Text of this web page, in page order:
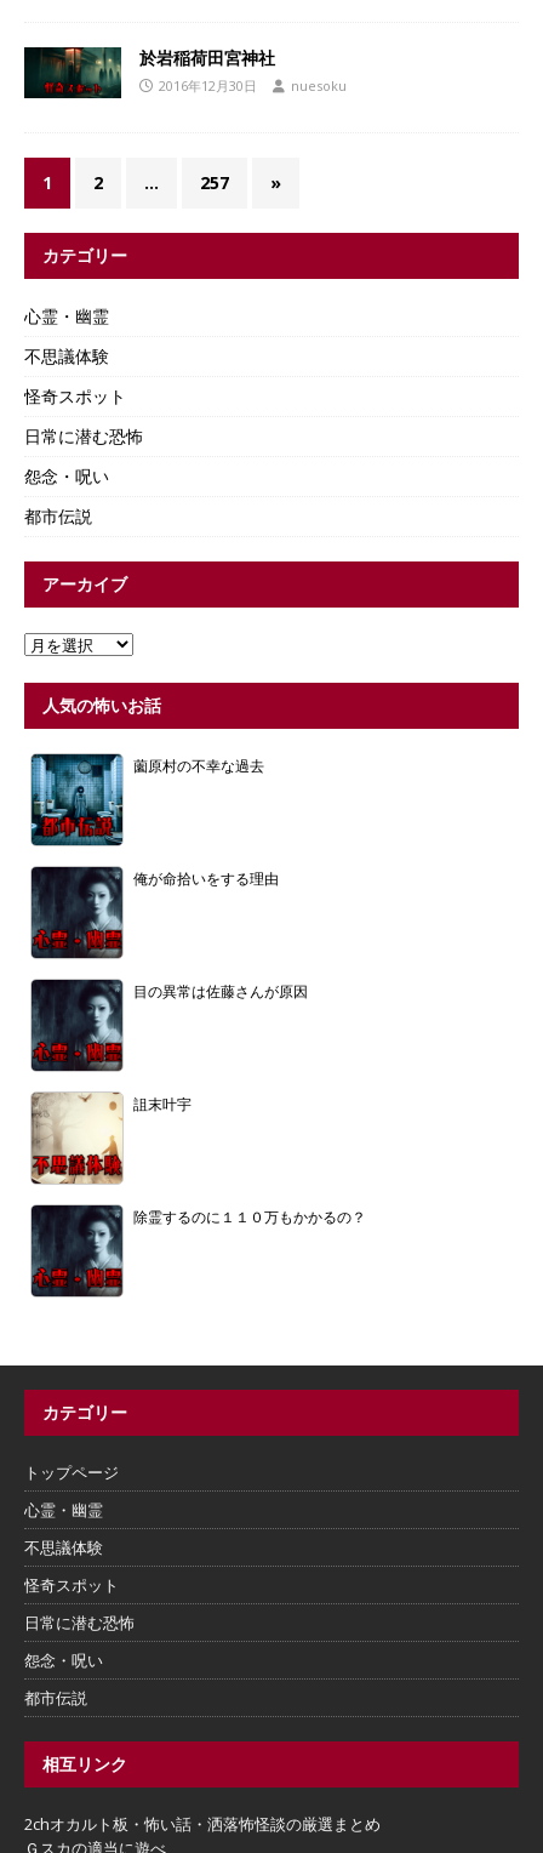
於岩稲荷田宮神社
2016年12月30日 nuesoku
1 2 … 257 »
カテゴリー
心霊・幽霊
不思議体験
怪奇スポット
日常に潜む恐怖
怨念・呪い
都市伝説
アーカイブ
人気の怖いお話
薗原村の不幸な過去
俺が命拾いをする理由
目の異常は佐藤さんが原因
詛末叶宇
除霊するのに１１０万もかかるの？
カテゴリー
トップページ
心霊・幽霊
不思議体験
怪奇スポット
日常に潜む恐怖
怨念・呪い
都市伝説
相互リンク
2chオカルト板・怖い話・洒落怖怪談の厳選まとめ
Ｇスカの適当に遊べ